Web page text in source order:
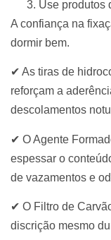
Use produtos
A confiança na
dormir bem.
✔ As tiras de
reforçam a
descolamentos
✔ O Agente
espessar o
de vazamentos e
✔ O Filtro de
discrição mesmo